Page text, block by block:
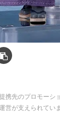
携先のプロモーシ
営が支えられていま